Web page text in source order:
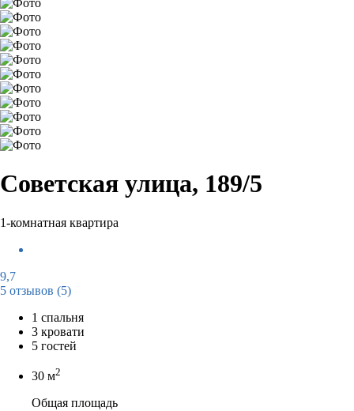
Советская улица, 189/5
1-комнатная квартира
9,7
5 отзывов (5)
1 спальня
3 кровати
5 гостей
30 м2
Общая площадь